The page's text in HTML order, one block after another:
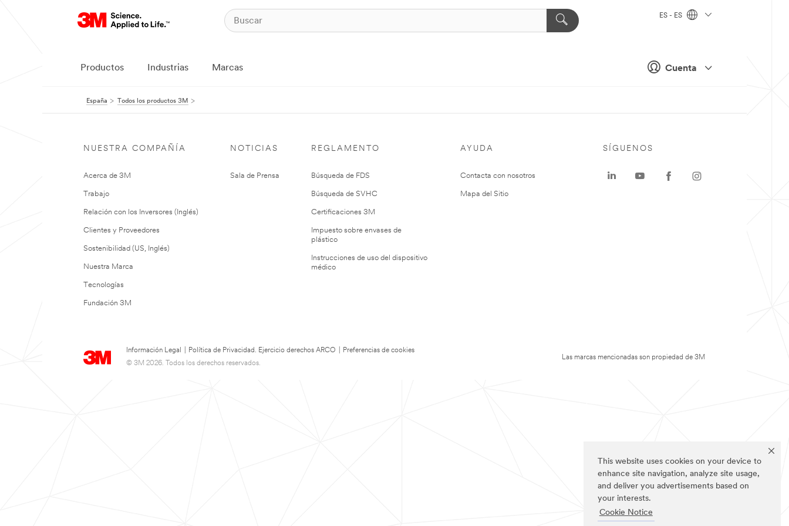
This website uses cookies on your device to
enhance site navigation, analyze site usage,
and deliver you advertisements based on
your interests.
Cookie Notice
Cuenta
ES - ES
Productos Industrias Marcas
España Todos los productos 3M
NUESTRA COMPAÑÍA
Acerca de 3M
Trabajo
Relación con los Inversores (Inglés)
Clientes y Proveedores
Sostenibilidad (US, Inglés)
Nuestra Marca
Tecnologías
Fundación 3M
NOTICIAS
Sala de Prensa
REGLAMENTO
Búsqueda de FDS
Búsqueda de SVHC
Certificaciones 3M
Impuesto sobre envases de
plástico
Instrucciones de uso del dispositivo
médico
AYUDA
Contacta con nosotros
Mapa del Sitio
Información Legal Política de Privacidad. Ejercicio derechos ARCO
Preferencias de cookies
© 3M 2026. Todos los derechos reservados.
SÍGUENOS
Las marcas mencionadas son propiedad de 3M